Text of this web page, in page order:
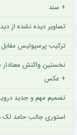
+ سند
تصاویر دیده نشده از
ترکیب پرسپولیس
نخستین واکنش
+ عکس
تصمیم مهم و جدید
استوری جالب حامد لک